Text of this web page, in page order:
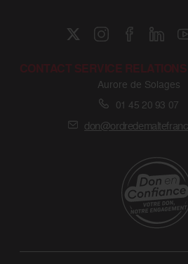
CONTACT SERVICE
Aurore de Solages
01 45 20 93 07